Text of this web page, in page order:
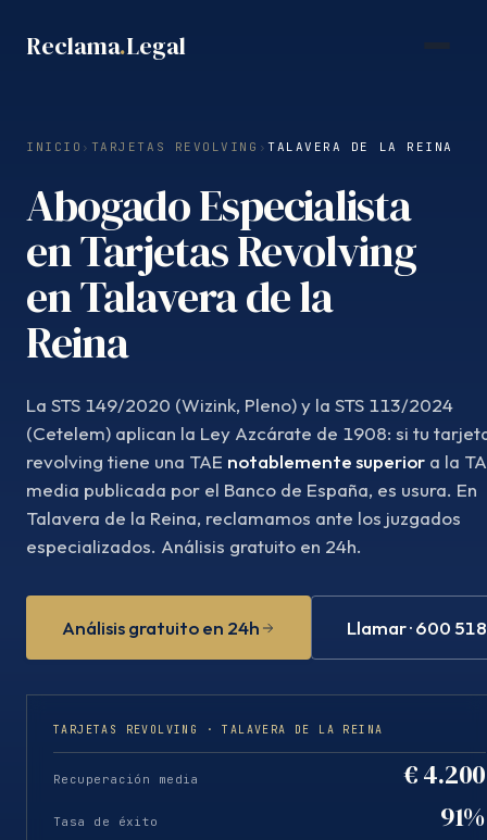
Reclama.Legal
INICIO › TARJETAS REVOLVING ›TALAVERA DE LA REINA
Abogado Especialista
en Tarjetas Revolving
en Talavera de la
Reina
La STS 149/2020 (Wizink, Pleno) y la STS 113/2024
(Cetelem) aplican la Ley Azcárate de 1908: si tu
revolving tiene una TAE notablemente superior a la
media publicada por el Banco de España, es usura. En
Talavera de la Reina, reclamamos ante los juzgados
especializados. Análisis gratuito en 24h.
Análisis gratuito en 24h Llamar · 600
TARJETAS REVOLVING · TALAVERA DE LA REINA
Recuperación media € 4.200
Tasa de éxito 91%